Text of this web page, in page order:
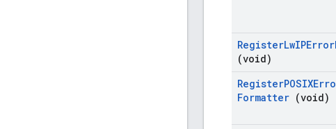
RegisterLwIPError
(void)
Register
Formatter (void)